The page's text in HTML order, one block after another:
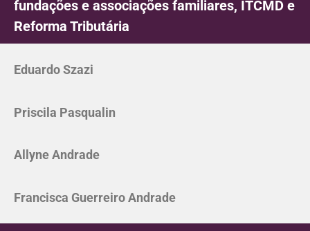
fundações e associações familiares, ITCMD e
Reforma Tributária
Eduardo Szazi
Priscila Pasqualin
Allyne Andrade
Francisca Guerreiro Andrade